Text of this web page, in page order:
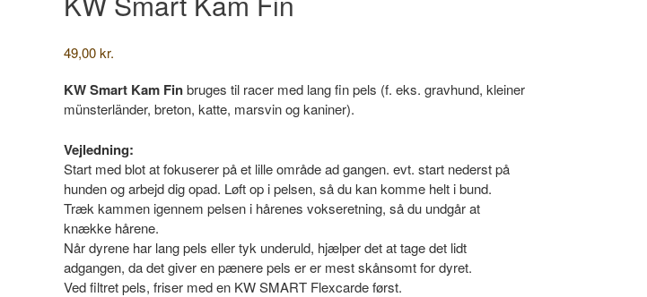
49,00kr.
KW Smart Kam Finbruges til racer med lang fin pels (f. eks. gravhund, kleiner
münsterländer, breton, katte, marsvin og kaniner).
Vejledning:
Start med blot at fokuserer på et lille område ad gangen. evt. start nederst på
hunden og arbejd dig opad. Løft op i pelsen, så du kan komme helt i bund.
Træk kammen igennem pelsen i hårenes vokseretning, så du undgår at
knække hårene.
Når dyrene har lang pels eller tyk underuld, hjælper det at tage det lidt
adgangen, da det giver en pænere pels er er mest skånsomt for dyret.
Ved filtret pels, friser med en KW SMART Flexcarde først.